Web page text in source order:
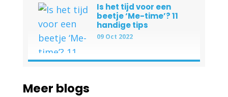
Is het tijd voor een
beetje ‘Me-time’? 11
handige tips
09 Oct 2022
Meer blogs